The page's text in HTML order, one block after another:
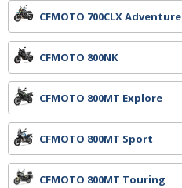
CFMOTO 700CLX Adventure
CFMOTO 800NK
CFMOTO 800MT Explore
CFMOTO 800MT Sport
CFMOTO 800MT Touring